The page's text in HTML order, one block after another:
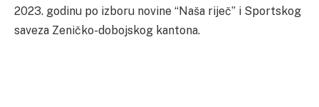
2023. godinu po izboru novine “Naša riječ” i Sportskog
saveza Zeničko-dobojskog kantona.